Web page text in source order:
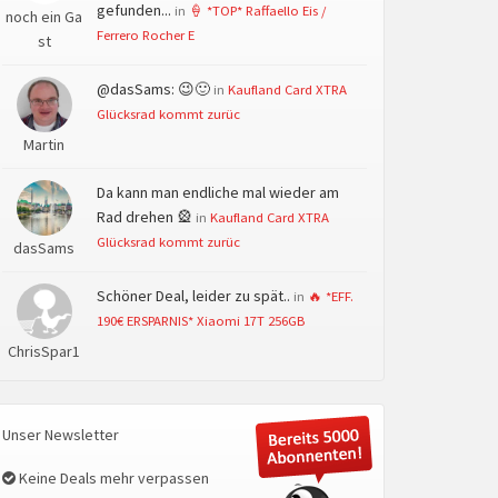
noch ein Ga
st
gefunden... in 🍦 *TOP* Raffaello Eis /
Ferrero Rocher E
Martin
@dasSams: 😉🙂 in Kaufland Card XTRA
Glücksrad kommt zurüc
dasSams
Da kann man endliche mal wieder am
Rad drehen 🎡 in Kaufland Card XTRA
Glücksrad kommt zurüc
ChrisSpar1
Schöner Deal, leider zu spät.. in 🔥 *EFF.
190€ ERSPARNIS* Xiaomi 17T 256GB
Unser Newsletter
Keine Deals mehr verpassen